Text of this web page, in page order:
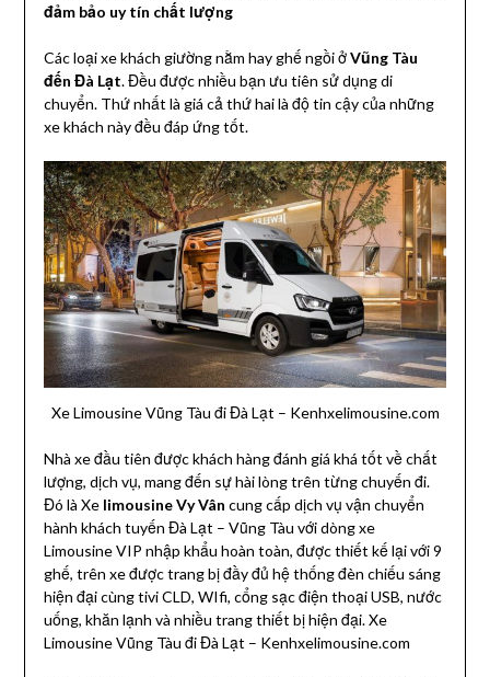
đảm bảo uy tín chất lượng
Các loại xe khách giường nằm hay ghế ngồi ởVũng Tàu
đến Đà Lạt. Đều được nhiều bạn ưu tiên sử dụng di
chuyển. Thứ nhất là giá cả thứ hai là độ tin cậy của những
xe khách này đều đáp ứng tốt.
Xe Limousine Vũng Tàu đi Đà Lạt – Kenhxelimousine.com
Nhà xe đầu tiên được khách hàng đánh giá khá tốt về chất
lượng, dịch vụ, mang đến sự hài lòng trên từng chuyến đi.
Đó là Xe limousine Vy Vân cung cấp dịch vụ vận chuyển
hành khách tuyến Đà Lạt – Vũng Tàu với dòng xe
Limousine VIP nhập khẩu hoàn toàn, được thiết kế lại với 9
ghế, trên xe được trang bị đầy đủ hệ thống đèn chiếu sáng
hiện đại cùng tivi CLD, WIfi, cổng sạc điện thoại USB, nước
uống, khăn lạnh và nhiều trang thiết bị hiện đại. Xe
Limousine Vũng Tàu đi Đà Lạt – Kenhxelimousine.com